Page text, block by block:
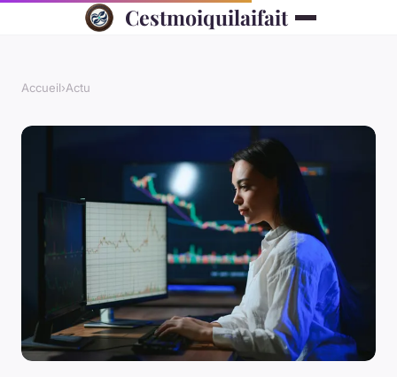
Cestmoiquilaifait
Accueil›Actu